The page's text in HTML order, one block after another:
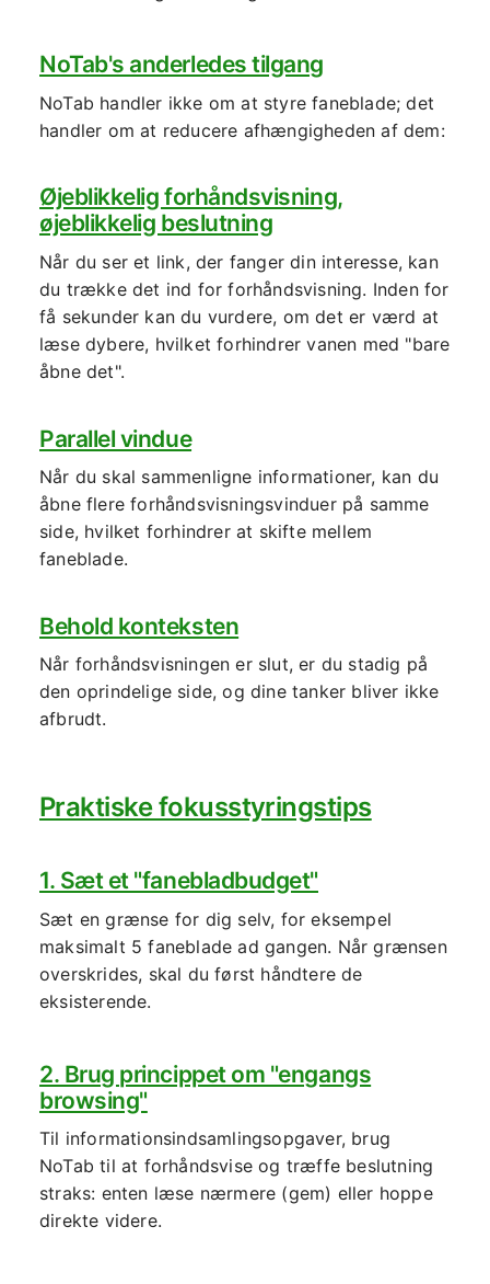
NoTab's anderledes tilgang
NoTab handler ikke om at styre faneblade; det
handler om at reducere afhængigheden af dem:
Øjeblikkelig forhåndsvisning,
øjeblikkelig beslutning
Når du ser et link, der fanger din interesse, kan
du trække det ind for forhåndsvisning. Inden for
få sekunder kan du vurdere, om det er værd at
læse dybere, hvilket forhindrer vanen med "bare
åbne det".
Parallel vindue
Når du skal sammenligne informationer, kan du
åbne flere forhåndsvisningsvinduer på samme
side, hvilket forhindrer at skifte mellem
faneblade.
Behold konteksten
Når forhåndsvisningen er slut, er du stadig på
den oprindelige side, og dine tanker bliver ikke
afbrudt.
Praktiske fokusstyringstips
1. Sæt et "fanebladbudget"
Sæt en grænse for dig selv, for eksempel
maksimalt 5 faneblade ad gangen. Når grænsen
overskrides, skal du først håndtere de
eksisterende.
2. Brug princippet om "engangs
browsing"
Til informationsindsamlingsopgaver, brug
NoTab til at forhåndsvise og træffe beslutning
straks: enten læse nærmere (gem) eller hoppe
direkte videre.